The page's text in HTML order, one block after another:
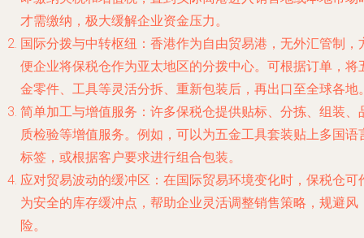
才需缴纳，极大缓解企业资金压力。
国际分拨与中转枢纽：香港作为自由贸易港，无外汇管制，
便企业将保税仓作为亚太地区的分拨中心。可根据订单，将
金零件、工具等灵活分拆、重新包装后，再出口至全球各地
简单加工与增值服务：许多保税仓提供贴标、分拣、组装、
质检验等增值服务。例如，可以为五金工具套装贴上多国语
标签，或根据客户要求进行组合包装。
应对贸易波动的缓冲区：在国际贸易环境变化时，保税仓可
为安全的库存缓冲点，帮助企业灵活调整销售策略，规避风
险。